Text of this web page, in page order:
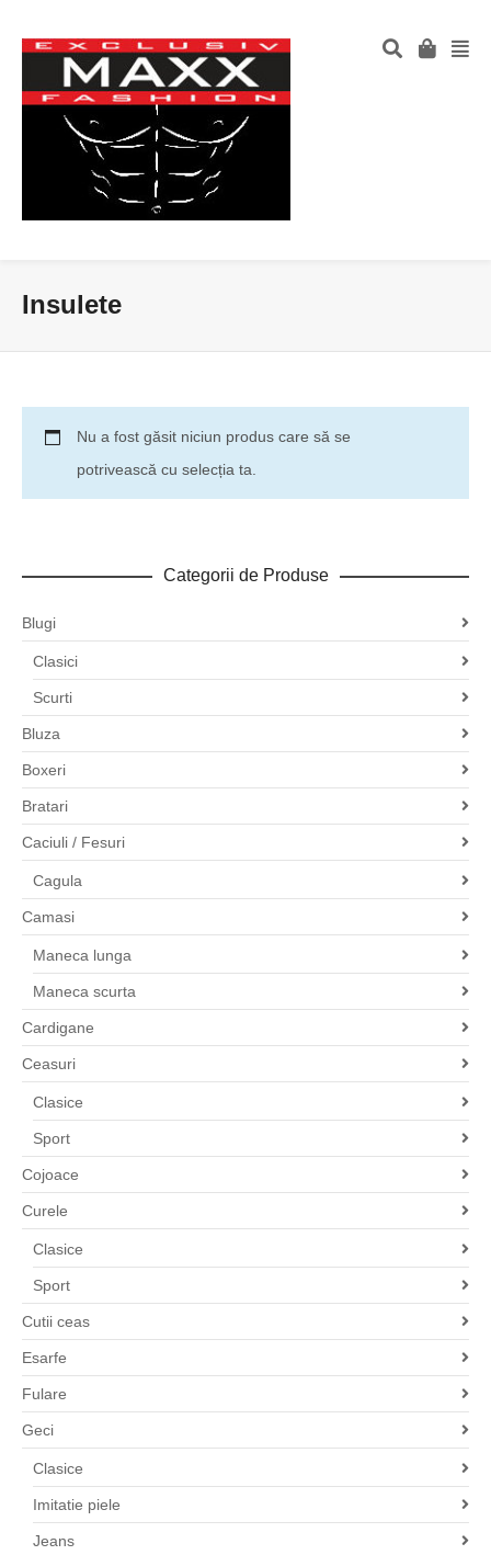
Insulete
Nu a fost găsit niciun produs care să se
potrivească cu selecția ta.
Categorii de Produse
Blugi
Clasici
Scurti
Bluza
Boxeri
Bratari
Caciuli / Fesuri
Cagula
Camasi
Maneca lunga
Maneca scurta
Cardigane
Ceasuri
Clasice
Sport
Cojoace
Curele
Clasice
Sport
Cutii ceas
Esarfe
Fulare
Geci
Clasice
Imitatie piele
Jeans